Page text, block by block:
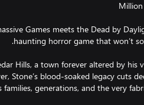
Games meets the Dead by
Hills, a town forever altered by his
Stone’s blood-soaked legacy cuts